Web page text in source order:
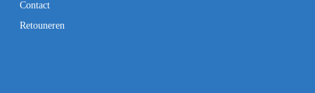
Contact
Retouneren